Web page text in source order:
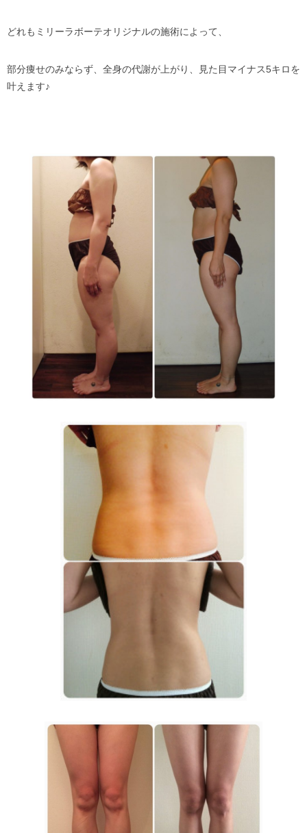
どれもミリーラボーテオリジナルの施術によって、
部分痩せのみならず、全身の代謝が上がり、見た目マイナス5キロを
叶えます♪